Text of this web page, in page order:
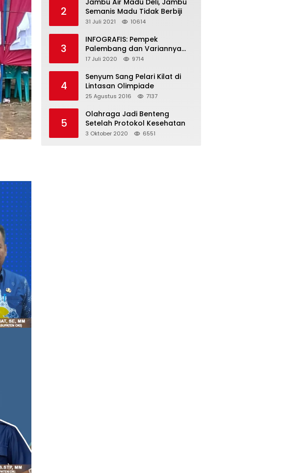
2
Jambu Air Madu Deli, Jambu
Semanis Madu Tidak Berbiji
31 Juli 2021 10614
3
INFOGRAFIS: Pempek
Palembang dan Variannya
yang Melegenda
17 Juli 2020 9714
4
Senyum Sang Pelari Kilat di
Lintasan Olimpiade
25 Agustus 2016 7137
5
Olahraga Jadi Benteng
Setelah Protokol Kesehatan
3 Oktober 2020 6551